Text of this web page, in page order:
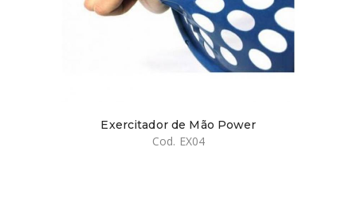
Exercitador de Mão Power
Cod. EX04